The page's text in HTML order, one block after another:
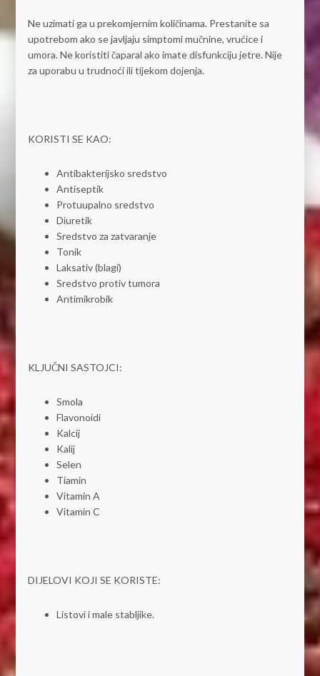
Ne uzimati ga u prekomjernim količinama. Prestanite sa
upotrebom ako se javljaju simptomi mučnine, vrućice i
umora. Ne koristiti čaparal ako imate disfunkciju jetre. Nije
za uporabu u trudnoći ili tijekom dojenja.
KORISTI SE KAO:
Antibakterijsko sredstvo
Antiseptik
Protuupalno sredstvo
Diuretik
Sredstvo za zatvaranje
Tonik
Laksativ (blagi)
Sredstvo protiv tumora
Antimikrobik
KLJUČNI SASTOJCI:
Smola
Flavonoidi
Kalcij
Kalij
Selen
Tiamin
Vitamin A
Vitamin C
DIJELOVI KOJI SE KORISTE:
Listovi i male stabljike.